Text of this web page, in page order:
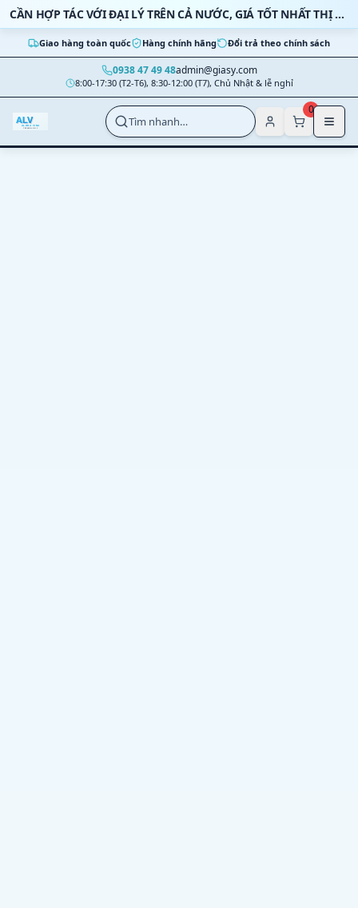
Bỏ qua nội dung CẦN HỢP TÁC VỚI ĐẠI LÝ TRÊN CẢ NƯỚC, GIÁ TỐT NHẤT THỊ TRƯỜNG
Giao hàng toàn quốc Hàng chính hãng Đổi trả theo chính sách
0938 47 49 48admin@giasy.com
8:00-17:30 (T2-T6), 8:30-12:00 (T7), Chủ Nhật & lễ nghỉ
Nhảy tới nội dung chính
Tìm nhanh…
0